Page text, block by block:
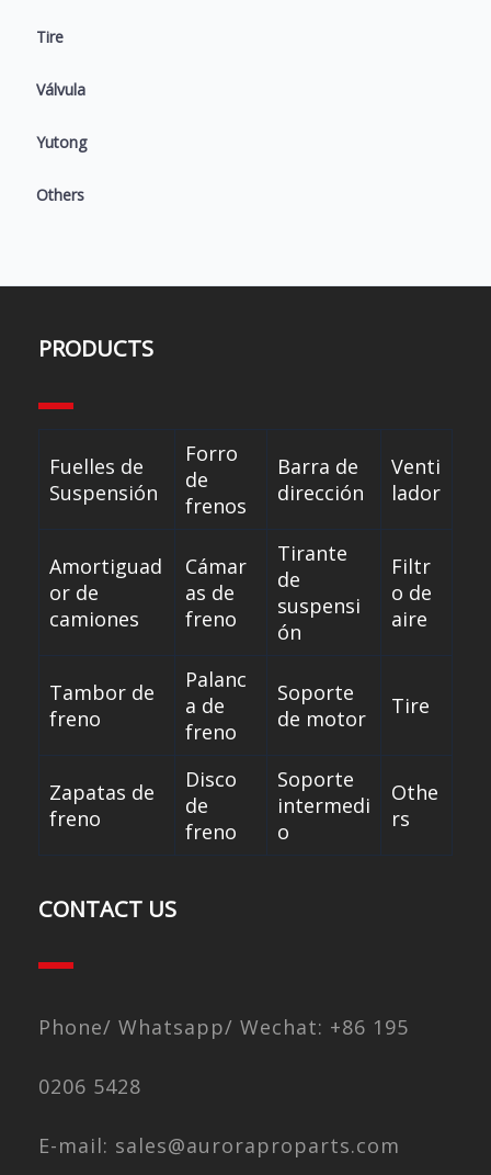
Tire
Válvula
Yutong
Others
PRODUCTS
Fuelles de
Suspensión
Forro
de
frenos
Barra de
dirección
Venti
lador
Amortiguad
or de
camiones
Cámar
as de
freno
Tirante
de
suspensi
ón
Filtr
o de
aire
Tambor de
freno
Palanc
a de
freno
Soporte
de motor
Tire
Zapatas de
freno
Disco
de
freno
Soporte
intermedi
o
Othe
rs
CONTACT US
Phone/ Whatsapp/ Wechat: +86 195
0206 5428
E-mail: sales@auroraproparts.com